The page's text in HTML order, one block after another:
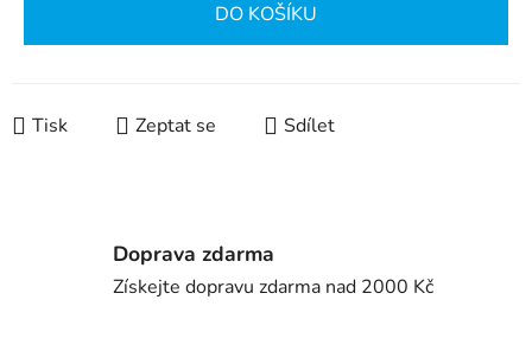
DO KOŠÍKU
Tisk Zeptat se Sdílet
Doprava zdarma
Získejte dopravu zdarma nad 2000 Kč